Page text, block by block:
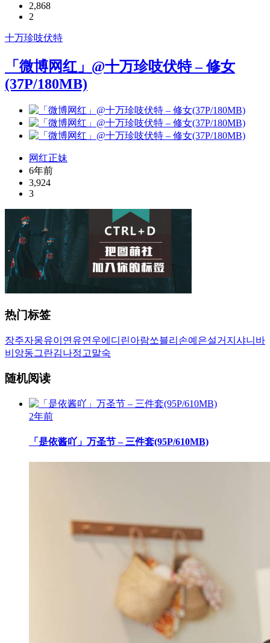
2,868
2
十万珍吱伏特
「微博网红」@十万珍吱伏特 – 修女
(37P/180MB)
网红正妹
6年前
3,924
3
热门标签
장주자몽유이 연유연우에디린아람쏘블리 손예은설거지 샤니 바
비앙동그란김나정 고말숙
随机阅读
2年前
「是依酱吖」万圣节 – 三件套(95P/610MB)